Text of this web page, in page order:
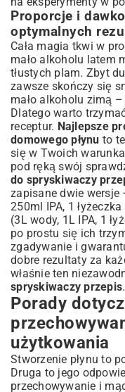
Proporcje i
optymalnych
Cała magia tkwi w
mało alkoholu latem
tłustych plam. Zbyt
zawsze skończy się
mało alkoholu zimą
Dlatego warto
receptur. Najlepsze
domowego płynu to
się w Twoich
pod ręką swój
do spryskiwaczy
zapisane dwie wersje
250ml IPA, 1
(3L wody, 1L IPA, 1
po prostu się ich
zgadywanie i
dobre rezultaty za
właśnie ten
spryskiwaczy przepis.
Porady
użytkowania
Stworzenie płynu to
Druga to jego
przechowywanie i